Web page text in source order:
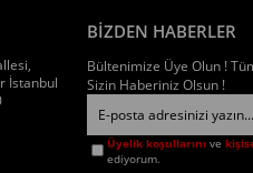
İstanbul
BİZDEN HABERLER
Bültenimize Üye Olun !
Sizin Haberiniz Olsun !
Üyelik koşullarınıve
ediyorum.